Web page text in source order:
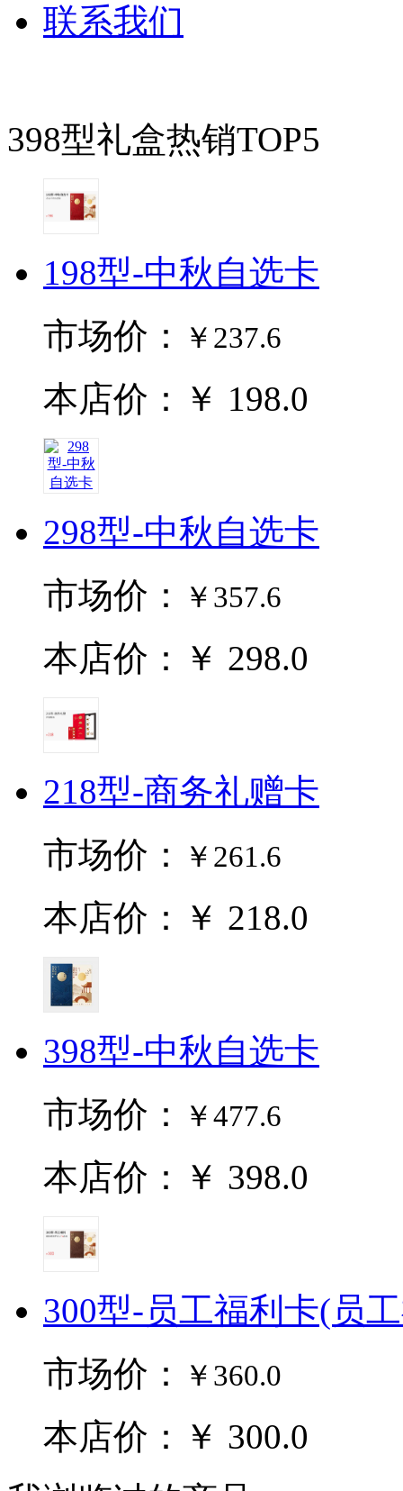
联系我们
398型礼盒热销TOP5
198型-中秋自选卡
市场价：
￥237.6
本店价：￥ 198.0
298型-中秋自选卡
市场价：
￥357.6
本店价：￥ 298.0
218型-商务礼赠卡
市场价：
￥261.6
本店价：￥ 218.0
398型-中秋自选卡
市场价：
￥477.6
本店价：￥ 398.0
300型-员工福利卡(员
市场价：
￥360.0
本店价：￥ 300.0